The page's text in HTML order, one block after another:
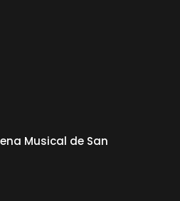
Musical de San